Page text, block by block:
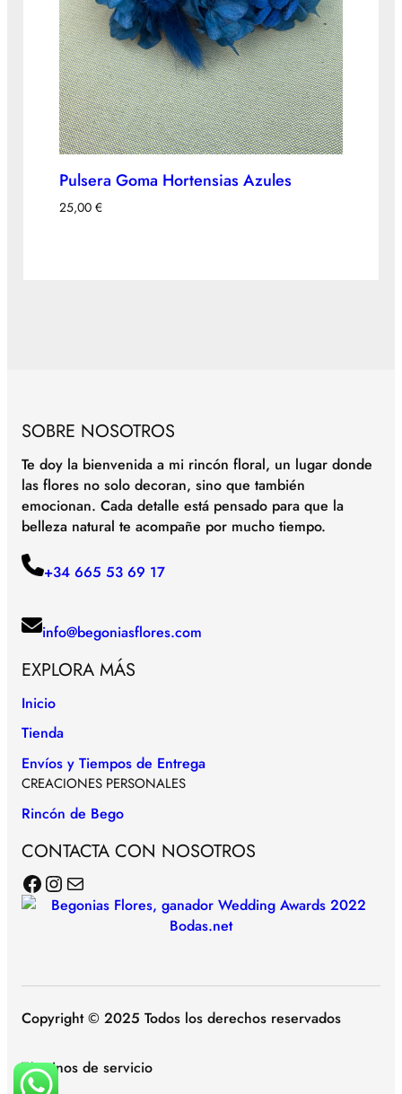
Pulsera Goma Hortensias Azules
25,00 €
SOBRE NOSOTROS
Te doy la bienvenida a mi rincón floral, un lugar donde
las flores no solo decoran, sino que también
emocionan. Cada detalle está pensado para que la
belleza natural te acompañe por mucho tiempo.
+34 665 53 69 17
info@begoniasflores.com
EXPLORA MÁS
Inicio
Tienda
Envíos y Tiempos de Entrega
CREACIONES PERSONALES
Rincón de Bego
CONTACTA CON NOSOTROS
Facebook Instagram Correo electrónico
Copyright © 2025 Todos los derechos reservados
Términos de servicio